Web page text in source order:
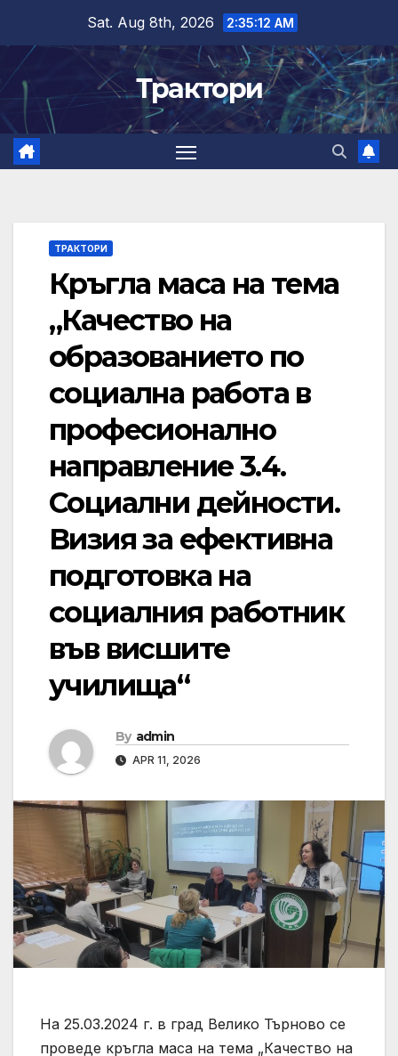
content
Sat. Aug 8th, 2026 2:35:13 AM
Трактори
ТРАКТОРИ
Кръгла маса на тема
„Качество на
образованието по
социална работа в
професионално
направление 3.4.
Социални дейности.
Визия за ефективна
подготовка на
социалния работник
във висшите
училища“
By admin
APR 11, 2026
На 25.03.2024 г. в град Велико Търново се
проведе кръгла маса на тема „Качество на